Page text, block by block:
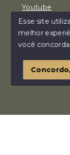
Youtube
© Copyright
SITE PARA IMOBILIARIA
Esse site
melhor
você